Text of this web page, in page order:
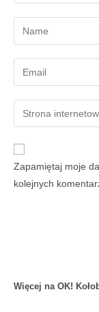
Zapamiętaj moje
kolejnych
Więcej na OK!